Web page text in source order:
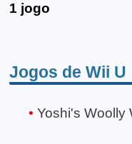
1 jogo
Jogos de Wii U
Yoshi's Woolly